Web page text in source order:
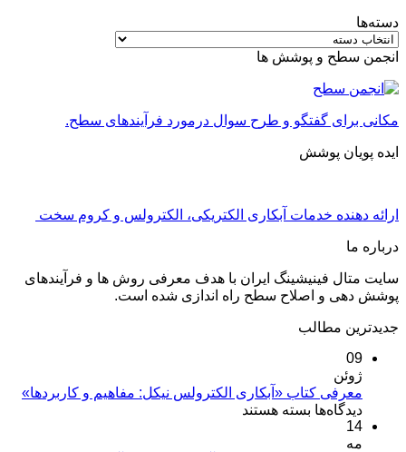
دسته‌ها
دسته‌ها
انجمن سطح و پوشش ها
مکانی برای گفتگو و طرح سوال درمورد فرآیندهای سطح.
ایده پویان پوشش
ارائه دهنده خدمات آبکاری الکتریکی، الکترولس و کروم سخت
درباره ما
سایت متال فینیشینگ ایران با هدف معرفی روش ها و فرآیندهای
پوشش دهی و اصلاح سطح راه اندازی شده است.
جدیدترین مطالب
09
ژوئن
معرفی کتاب «آبکاری الکترولس نیکل: مفاهیم و کاربردها»
دیدگاه‌ها برای
بسته هستند
14
مه